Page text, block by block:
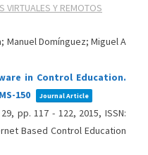
VIRTUALES Y REMOTOS
Domínguez; Miguel A
in Control Education.
150
Journal Article
pp. 117 - 122, 2015,ISSN:
Based Control Education